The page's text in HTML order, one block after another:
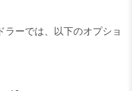
ーでは、以下のオプショ